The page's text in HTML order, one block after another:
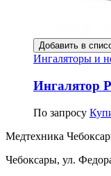
Добавить в
Ингаляторы и
Ингалятор
По запросу
Медтехника
Чебоксары, ул.